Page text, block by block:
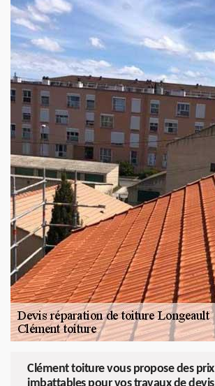
Clément toiture vous propose des prix
imbattables pour vos travaux de devis